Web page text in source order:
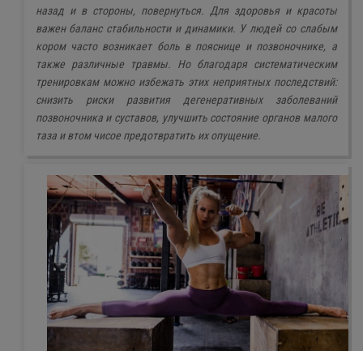
назад и в стороны, повернуться. Для здоровья и красоты
важен баланс стабильности и динамики. У людей со слабым
кором часто возникает боль в пояснице и позвоночнике, а
также различные травмы. Но благодаря систематическим
тренировкам можно избежать этих неприятных последствий:
снизить риски развития дегенеративных заболеваний
позвоночника и суставов, улучшить состояние органов малого
таза и втом чисое предотвратить их опущение.